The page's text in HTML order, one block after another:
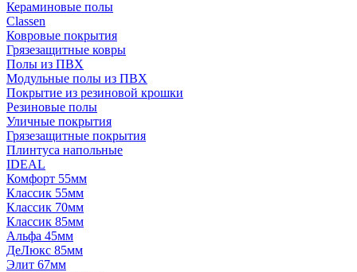
Кераминовые полы
Classen
Ковровые покрытия
Грязезащитные ковры
Полы из ПВХ
Модульные полы из ПВХ
Покрытие из резиновой крошки
Резиновые полы
Уличные покрытия
Грязезащитные покрытия
Плинтуса напольные
IDEAL
Комфорт 55мм
Классик 55мм
Классик 70мм
Классик 85мм
Альфа 45мм
ДеЛюкс 85мм
Элит 67мм